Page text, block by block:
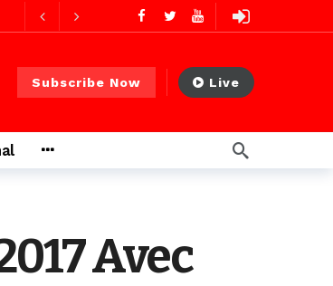
Subscribe Now Live
Avec